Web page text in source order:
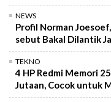
NEWS
Profil Norman
sebut Bakal Dilantik
TEKNO
4 HP Redmi Memori
Jutaan, Cocok untuk